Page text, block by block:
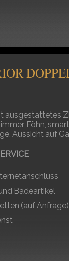
ausgestattetes
Föhn,
Aussicht auf
Badeartikel
(auf Anfrage)